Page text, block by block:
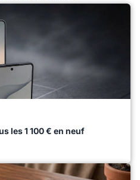
les 1 100 € en neuf